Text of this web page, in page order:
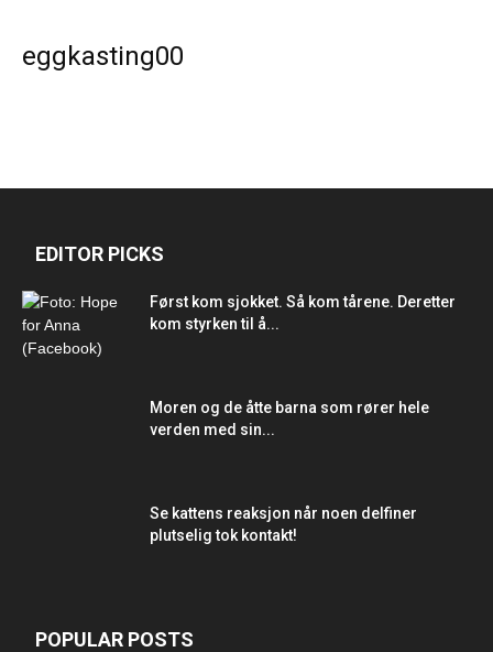
eggkasting00
EDITOR PICKS
Først kom sjokket. Så kom tårene. Deretter
kom styrken til å...
Moren og de åtte barna som rører hele
verden med sin...
Se kattens reaksjon når noen delfiner
plutselig tok kontakt!
POPULAR POSTS